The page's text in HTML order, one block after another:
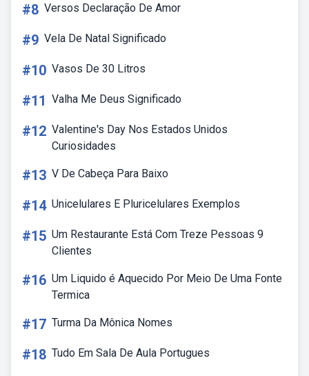
#8 Versos Declaração De Amor
#9 Vela De Natal Significado
#10 Vasos De 30 Litros
#11 Valha Me Deus Significado
#12 Valentine's Day Nos Estados Unidos
Curiosidades
#13 V De Cabeça Para Baixo
#14 Unicelulares E Pluricelulares Exemplos
#15 Um Restaurante Está Com Treze Pessoas 9
Clientes
#16 Um Liquido é Aquecido Por Meio De Uma Fonte
Termica
#17 Turma Da Mônica Nomes
#18 Tudo Em Sala De Aula Portugues